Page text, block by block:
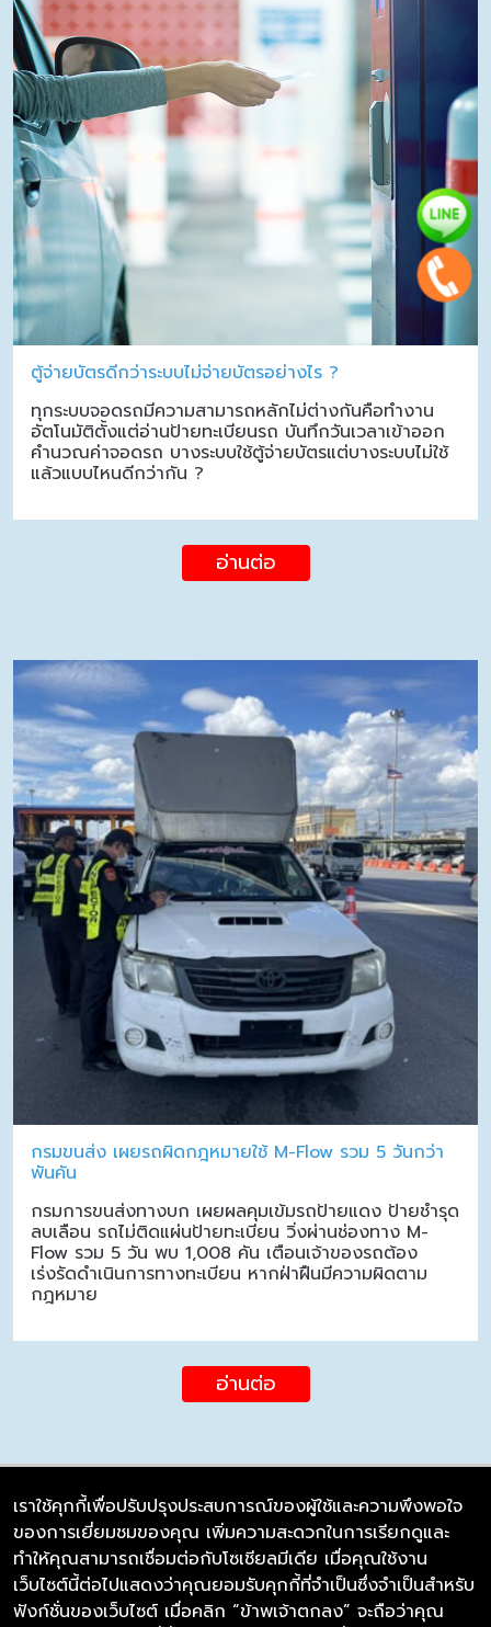
ตู้จ่ายบัตรดีกว่าระบบไม่จ่ายบัตรอย่างไร ?
ทุกระบบจอดรถมีความสามารถหลักไม่ต่างกันคือทำงาน
อัตโนมัติตั้งแต่อ่านป้ายทะเบียนรถ บันทึกวันเวลาเข้าออก
คำนวณค่าจอดรถ บางระบบใช้ตู้จ่ายบัตรแต่บางระบบไม่ใช้
แล้วแบบไหนดีกว่ากัน ?
อ่านต่อ
กรมขนส่ง เผยรถผิดกฎหมายใช้ M-Flow รวม 5 วันกว่า
พันคัน
กรมการขนส่งทางบก เผยผลคุมเข้มรถป้ายแดง ป้ายชำรุด
ลบเลือน รถไม่ติดแผ่นป้ายทะเบียน วิ่งผ่านช่องทาง M-
Flow รวม 5 วัน พบ 1,008 คัน เตือนเจ้าของรถต้อง
เร่งรัดดำเนินการทางทะเบียน หากฝ่าฝืนมีความผิดตาม
กฎหมาย
อ่านต่อ
บริษัท ซิมลิงค์ จำกัด
98/226 Bangrakyai-Baanmai Road,
Bangyai, Nonthaburi 11140
เราใช้คุกกี้เพื่อปรับปรุงประสบการณ์ของผู้ใช้และความพึงพอใจ
ของการเยี่ยมชมของคุณ เพิ่มความสะดวกในการเรียกดูและ
ทำให้คุณสามารถเชื่อมต่อกับโซเชียลมีเดีย เมื่อคุณใช้งาน
เว็บไซต์นี้ต่อไปแสดงว่าคุณยอมรับคุกกี้ที่จำเป็นซึ่งจำเป็นสำหรับ
ฟังก์ชั่นของเว็บไซต์ เมื่อคลิก “ข้าพเจ้าตกลง” จะถือว่าคุณ